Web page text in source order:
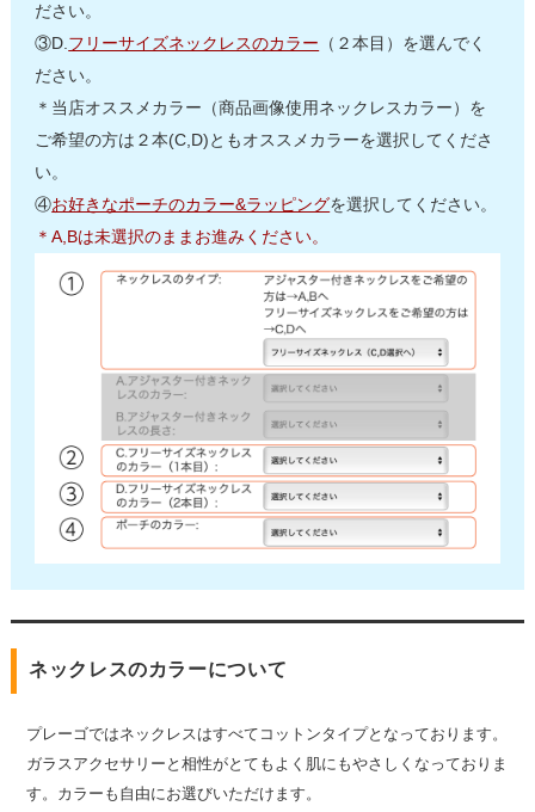
ださい。
③D. フリーサイズネックレスのカラー （２本目）を選んでく
ださい。
＊当店オススメカラー（商品画像使用ネックレスカラー）を
ご希望の方は２本(C,D)ともオススメカラーを選択してくださ
い。
④お好きなポーチのカラー&ラッピングを選択してください。
＊A,Bは未選択のままお進みください。
ネックレスのカラーについて
プレーゴではネックレスはすべてコットンタイプとなっております。
ガラスアクセサリーと相性がとてもよく肌にもやさしくなっておりま
す。カラーも自由にお選びいただけます。